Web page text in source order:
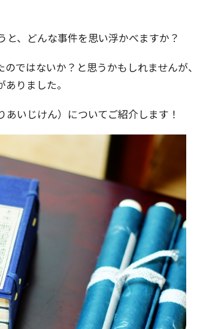
と、どんな事件を思い浮かべますか？
ではないか？と思うかもしれませんが、
りました。
いじけん）についてご紹介します！